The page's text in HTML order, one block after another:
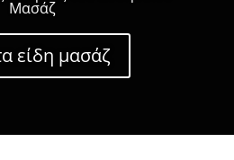
Μασάζ
είδη μασάζ